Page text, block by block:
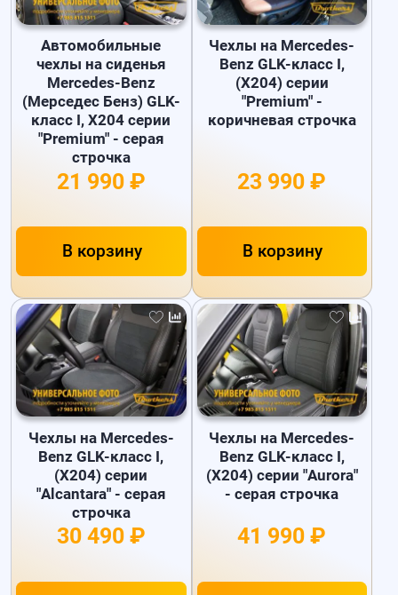
Автомобильные
чехлы на сиденья
Mercedes-Benz
(Мерседес Бенз) GLK-
класс I, X204 серии
"Premium" - серая
строчка
21 990 ₽
В корзину
Чехлы на Mercedes-
Benz GLK-класс I,
(X204) серии
"Premium" -
коричневая строчка
23 990 ₽
В корзину
Чехлы на Mercedes-
Benz GLK-класс I,
(X204) серии
"Alcantara" - серая
строчка
30 490 ₽
Чехлы на Mercedes-
Benz GLK-класс I,
(X204) серии "Aurora"
- серая строчка
41 990 ₽